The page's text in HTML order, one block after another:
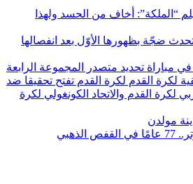
“الملكة”: أخاف من الحسد ولهذا
ضجّة بظهورها الأوّل بعد انفصالها
في مباراة تحديد متصدر المجموعة الرابعة
لكرة القدم لكرة القدم تفتح تحقيقا ضد
لكرة القدم والاتحاد الكونغولي لكرة
مولدن